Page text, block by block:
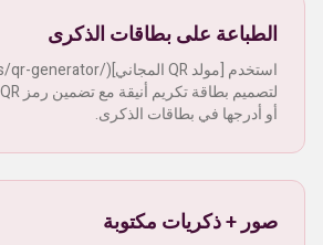
الطباعة على بطاقات الذكرى
أو أدرجها في بطاقات الذكرى.
صور + ذكريات مكتوبة